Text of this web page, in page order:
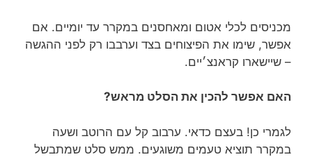
מכניסים לכלי אטום ומאחסנים במקרר עד יומיים. אם
אפשר, שימו את הפיצוחים בצד וערבבו רק לפני ההגשה
– שיישארו קראנצ׳יים.
האם אפשר להכין את הסלט מראש?
לגמרי כן! בעצם כדאי. ערבוב קל עם הרוטב ושעה
במקרר תוציא טעמים משוגעים. ממש סלט שמתבשל